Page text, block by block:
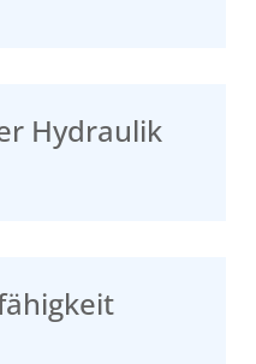
Hydraulik